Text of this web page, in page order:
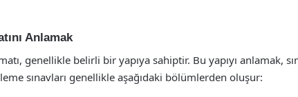
Anlamak
genellikle belirli bir yapıya sahiptir. Bu yapıyı anlamak,
sınavları genellikle aşağıdaki bölümlerden oluşur: